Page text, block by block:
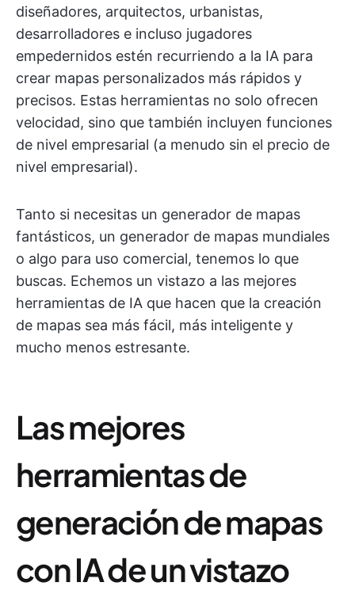
diseñadores, arquitectos, urbanistas,
desarrolladores e incluso jugadores
empedernidos estén recurriendo a la IA para
crear mapas personalizados más rápidos y
precisos. Estas herramientas no solo ofrecen
velocidad, sino que también incluyen funciones
de nivel empresarial (a menudo sin el precio de
nivel empresarial).
Tanto si necesitas un generador de mapas
fantásticos, un generador de mapas mundiales
o algo para uso comercial, tenemos lo que
buscas. Echemos un vistazo a las mejores
herramientas de IA que hacen que la creación
de mapas sea más fácil, más inteligente y
mucho menos estresante.
Las mejores
herramientas de
generación de mapas
con IA de un vistazo